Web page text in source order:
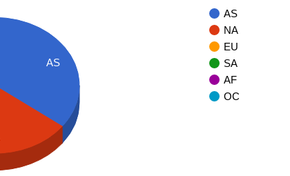
AS
NA
EU
SA
AF
OC
AS